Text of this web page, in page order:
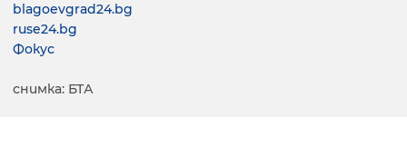
blagoevgrad24.bg
ruse24.bg
Фокус
снимка: БТА